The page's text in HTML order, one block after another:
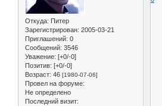
Откуда: Питер
Зарегистрирован: 2005-03-21
Приглашений: 0
Сообщений: 3546
Уважение: [+0/-0]
Позитив: [+0/-0]
Возраст: 46 [1980-07-06]
Провел на форуме:
Не определено
Последний визит: